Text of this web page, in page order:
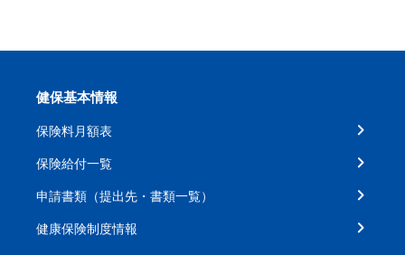
健保基本情報
保険料月額表
保険給付一覧
申請書類（提出先・書類一覧）
健康保険制度情報